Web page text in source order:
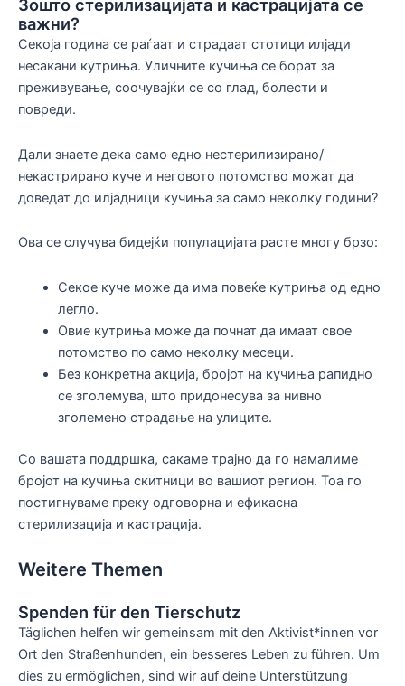
Зошто стерилизацијата и кастрацијата се
важни?
Секоја година се раѓаат и страдаат стотици илјади
несакани кутриња. Уличните кучиња се борат за
преживување, соочувајќи се со глад, болести и
повреди.
Дали знаете дека само едно нестерилизирано/
некастрирано куче и неговото потомство можат да
доведат до илјадници кучиња за само неколку години?
Ова се случува бидејќи популацијата расте многу брзо:
Секое куче може да има повеќе кутриња од едно
легло.
Овие кутриња може да почнат да имаат свое
потомство по само неколку месеци.
Без конкретна акција, бројот на кучиња рапидно
се зголемува, што придонесува за нивно
зголемено страдање на улиците.
Со вашата поддршка, сакаме трајно да го намалиме
бројот на кучиња скитници во вашиот регион. Тоа го
постигнуваме преку одговорна и ефикасна
стерилизација и кастрација.
Weitere Themen
Spenden für den Tierschutz
Täglichen helfen wir gemeinsam mit den Aktivist*innen vor
Ort den Straßenhunden, ein besseres Leben zu führen. Um
dies zu ermöglichen, sind wir auf deine Unterstützung